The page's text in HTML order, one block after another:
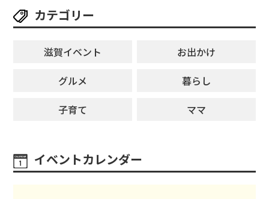
カテゴリー
滋賀イベント
お出かけ
グルメ
暮らし
子育て
ママ
イベントカレンダー